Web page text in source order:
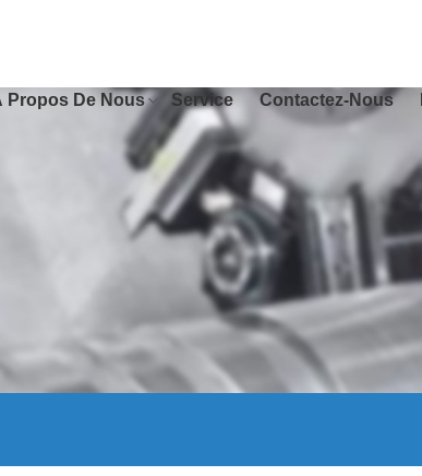
Propos De Nous Service Contactez-Nous